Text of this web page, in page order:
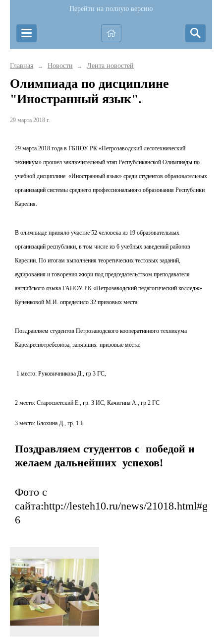
Перейти на полную версию
Главная → Новости → Лента новостей
Олимпиада по дисциплине
"Иностранный язык".
29 марта 2018 г.
29 марта 2018 года в ГБПОУ РК «Петрозаводский лесотехнический
техникум» прошел заключительный этап Республиканской Олимпиады по
учебной дисциплине «Иностранный язык» среди студентов образовательных
организаций системы среднего профессионального образования Республики
Карелия.
В олимпиаде приняло участие 52 человека из 19 образовательных
организаций республики, в том числе из 6 учебных заведений районов
Карелии. По итогам выполнения теоретических тестовых заданий,
аудирования и говорения жюри под председательством преподавателя
английского языка ГАПОУ РК «Петрозаводский педагогический колледж»
Кученковой М.И. определило 32 призовых места.
Поздравляем студентов Петрозаводского кооперативного техникума
Карелреспотребсоюза, занявших призовые места:
1 место: Руковичникова Д., гр 3 ГС,
2 место: Старосветский Е., гр. 3 ИС, Качигина А., гр 2 ГС
3 место: Блохина Д., гр. 1 Б
Поздравляем студентов с победой и
желаем дальнейших успехов!
Фото с
сайта:http://lesteh10.ru/news/
6